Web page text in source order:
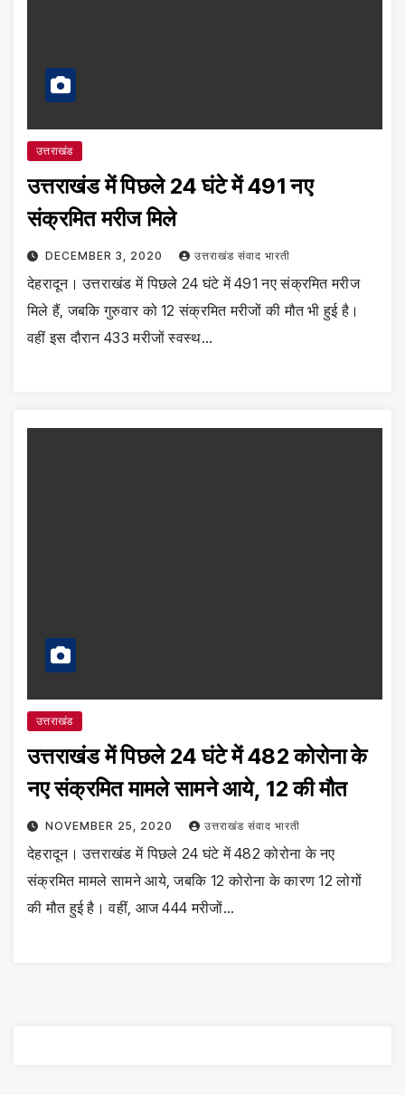
उत्तराखंड
उत्तराखंड में पिछले 24 घंटे में 491 नए
संक्रमित मरीज मिले
DECEMBER 3, 2020 उत्तराखंड संवाद भारती
देहरादून। उत्तराखंड में पिछले 24 घंटे में 491 नए संक्रमित मरीज
मिले हैं, जबकि गुरुवार को 12 संक्रमित मरीजों की मौत भी हुई है।
वहीं इस दौरान 433 मरीजों स्वस्थ…
उत्तराखंड
उत्तराखंड में पिछले 24 घंटे में 482 कोरोना के
नए संक्रमित मामले सामने आये, 12 की मौत
NOVEMBER 25, 2020 उत्तराखंड संवाद भारती
देहरादून। उत्तराखंड में पिछले 24 घंटे में 482 कोरोना के नए
संक्रमित मामले सामने आये, जबकि 12 कोरोना के कारण 12 लोगों
की मौत हुई है। वहीं, आज 444 मरीजों…